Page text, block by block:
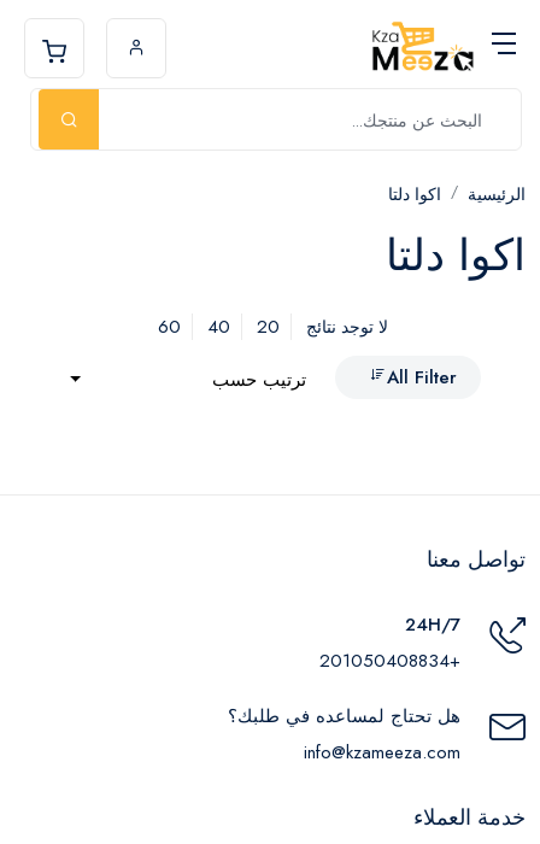
الرئيسية اكوا دلتا
اكوا دلتا
لا توجد نتائج 20
40
60
All Filter
ترتيب حسب
تواصل معنا
24H/7
+201050408834
هل تحتاج لمساعده في طلبك؟
info@kzameeza.com
خدمة العملاء